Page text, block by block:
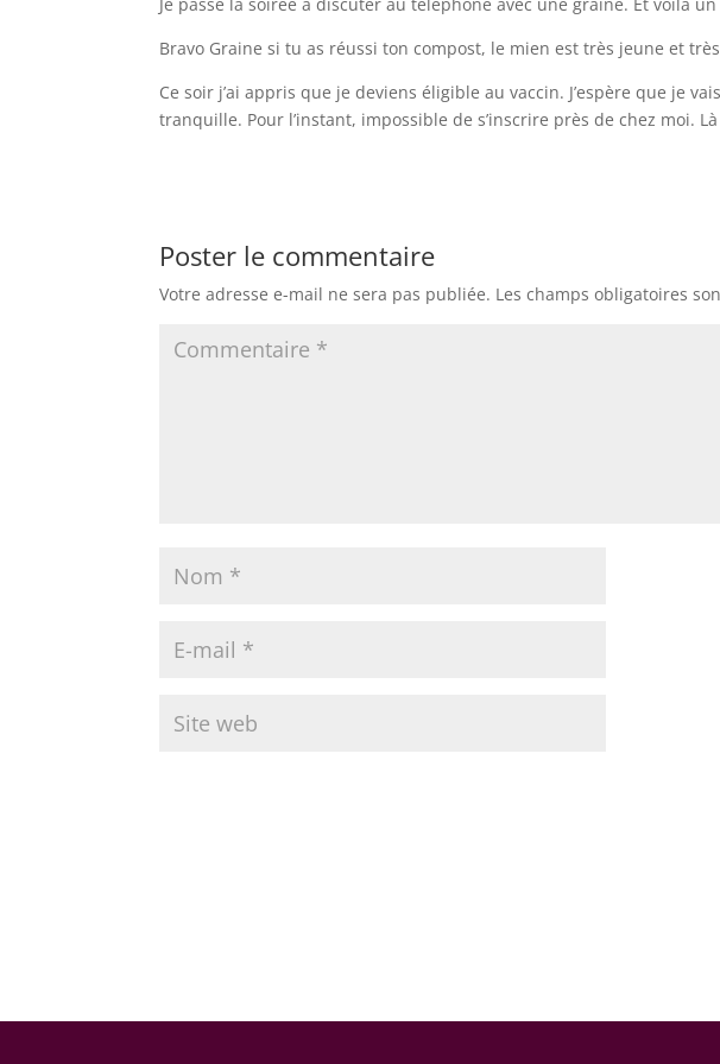
Bravo Graine si tu as réussi ton compost, le mien est très jeune et
Ce soir j’ai appris que je deviens éligible au vaccin. J’espère que je
tranquille. Pour l’instant, impossible de s’inscrire près de chez moi.
Poster le commentaire
Votre adresse e-mail ne sera pas publiée. Les champs obligatoires